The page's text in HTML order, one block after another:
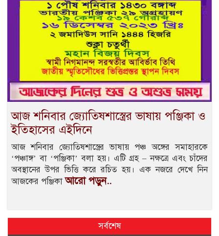
আজ শনিবার জ্যোতিষশাস্ত্রের ভাষায় পঞ্জিকা ও
ইতিহাসের এইদিনে
আজ শনিবার জ্যোতিষশাস্ত্রের ভাষায় পঞ্চ অঙ্গের সমাহারকে
‘পঞ্চাঙ্গ’ বা ‘পঞ্জিকা’ বলা হয়। এটি গ্রহ – নক্ষত্রে এবং চাঁদের
অবস্থানের উপর ভিত্তি করে রচিত হয়। এক নজরে দেখে নিন
আজকের পঞ্জিকাআরো পড়ুন..
সর্বশেষ